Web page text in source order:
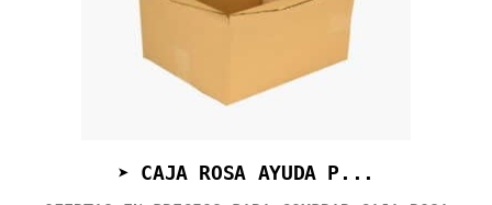
➤ CAJA ROSA AYUDA P...